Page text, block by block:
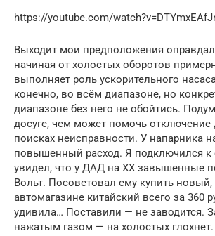
https://youtube.com/
Выходит мои предположения
начиная от холостых оборотов
выполняет роль ускорительного
конечно, во всём диапазоне, но
диапазоне без него не обойтись.
досуге, чем может помочь отключение
поисках неисправности. У напарника
повышенный расход. Я подключился к
увидел, что у ДАД на ХХ завышенные
Вольт. Посоветовал ему купить
автомагазине китайский всего за 360
удивила… Поставили — не заводится.
нажатым газом — на холостых